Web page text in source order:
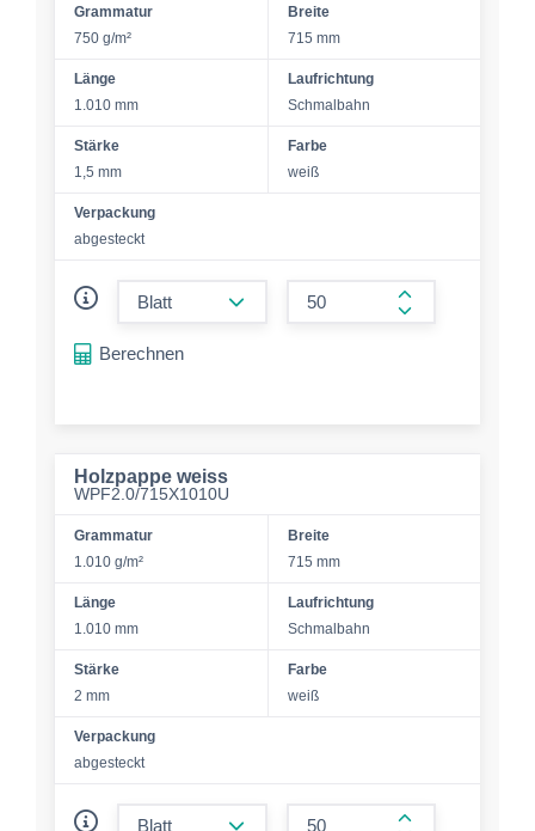
Grammatur
750 g/m²
Breite
715 mm
Länge
1.010 mm
Laufrichtung
Schmalbahn
Stärke
1,5 mm
Farbe
weiß
Verpackung
abgesteckt
form.increase-
Berechnen
Holzpappe weiss
WPF2.0/715X1010U
Grammatur
1.010 g/m²
Breite
715 mm
Länge
1.010 mm
Laufrichtung
Schmalbahn
Stärke
2 mm
Farbe
weiß
Verpackung
abgesteckt